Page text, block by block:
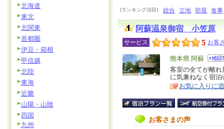
[ランキング項目] 総合 立地 部屋 食事
阿蘇温泉御宿 小笠原
サービス 5 お客
エ
リ
ア
熊本県 阿蘇
特
徴
客室の全てが離
に気兼ねなく宿
お気に入りに
お客さまの声
北海道
東北
北関東
首都圏
伊豆・箱根
甲信越
北陸
東海
近畿
山陽・山陰
四国
九州